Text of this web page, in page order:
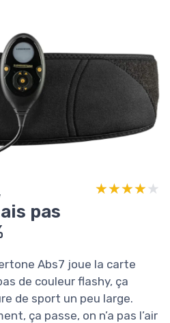
pas
★★★★★
★★★★★
Abs7 joue la carte
de couleur flashy, ça
de sport un peu large.
ça passe, on n’a pas l’air